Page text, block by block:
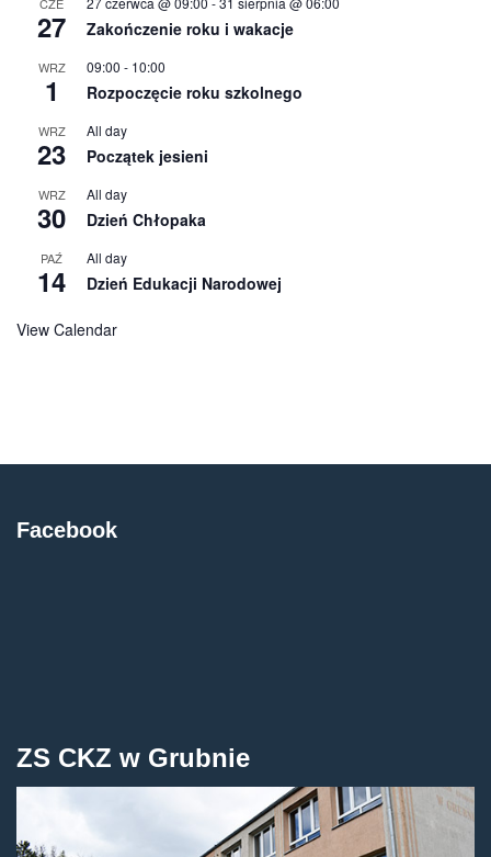
27 Zakończenie roku i wakacje
WRZ
1
09:00 - 10:00
Rozpoczęcie roku szkolnego
WRZ
23
All day
Początek jesieni
WRZ
30
All day
Dzień Chłopaka
PAŹ
14
All day
Dzień Edukacji Narodowej
View Calendar
Facebook
ZS CKZ w Grubnie